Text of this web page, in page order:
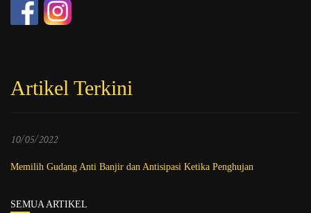
Artikel Terkini
10/05/2022
Memilih Gudang Anti Banjir dan Antisipasi Ketika Penghujan
SEMUA ARTIKEL